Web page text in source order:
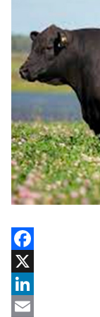
Facebook
X
LinkedIn